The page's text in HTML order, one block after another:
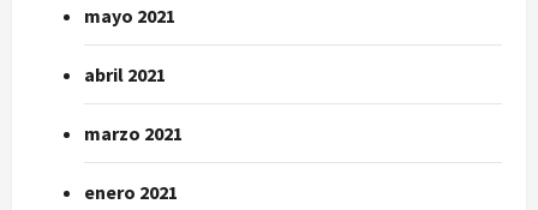
mayo 2021
abril 2021
marzo 2021
enero 2021